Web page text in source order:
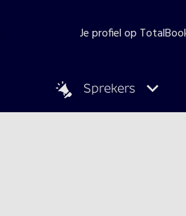
Je profiel op
Sprekers